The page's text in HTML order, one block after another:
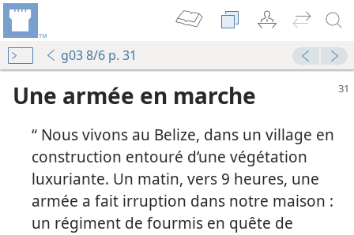
g03 8/6 p. 31
Une armée en marche
“ Nous vivons au Belize, dans un village en
construction entouré d’une végétation
luxuriante. Un matin, vers 9 heures, une
armée a fait irruption dans notre maison :
un régiment de fourmis en quête de